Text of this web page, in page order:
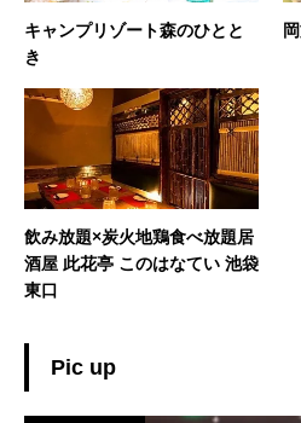
キャンプリゾート森のひとと
き
飲み放題×炭火地鶏食べ放題居
酒屋 此花亭 このはなてい 池袋
東口
Pic up